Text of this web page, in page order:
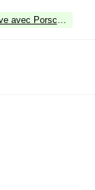
avec Porsche